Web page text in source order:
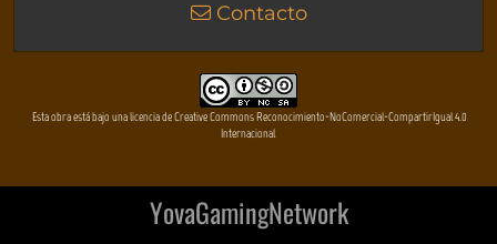
Contacto
Esta obra está bajo una licencia de Creative Commons Reconocimiento-NoComercial-CompartirIgual 4.0
Internacional
YovaGamingNetwork